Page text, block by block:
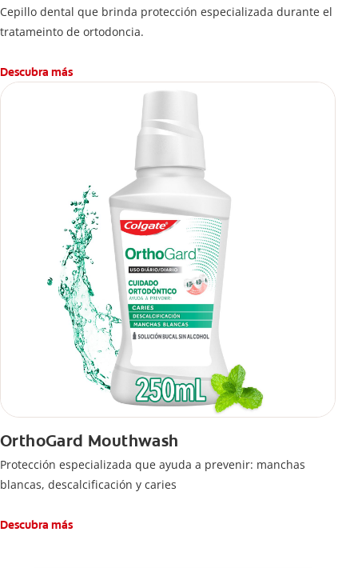
Cepillo dental que brinda protección especializada durante el
tratameinto de ortodoncia.
Descubra más
OrthoGard Mouthwash
Protección especializada que ayuda a prevenir: manchas
blancas, descalcificación y caries
Descubra más